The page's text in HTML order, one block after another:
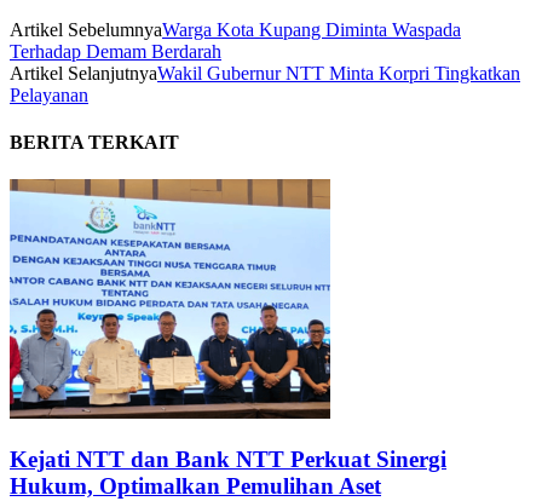
Artikel SebelumnyaWarga Kota Kupang Diminta Waspada
Terhadap Demam Berdarah
Artikel SelanjutnyaWakil Gubernur NTT Minta Korpri Tingkatkan
Pelayanan
BERITA TERKAIT
Kejati NTT dan Bank NTT Perkuat Sinergi
Hukum, Optimalkan Pemulihan Aset